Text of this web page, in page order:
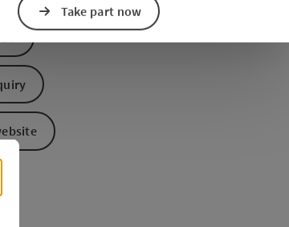
Take part now
language - Open menu